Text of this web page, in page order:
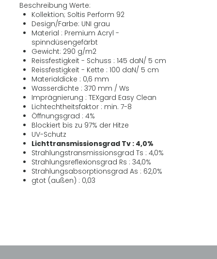
Beschreibung Werte:
Kollektion; Soltis Perform 92
Design/Farbe: UNI grau
Material : Premium Acryl -
spinndüsengefärbt
Gewicht: 290 g/m2
Reissfestigkeit - Schuss : 145 daN/ 5 cm
Reissfestigkeit - Kette : 100 daN/ 5 cm
Materialdicke : 0,6 mm
Wasserdichte : 370 mm / Ws
Imprägnierung : TEXgard Easy Clean
Lichtechtheitsfaktor : min. 7-8
Öffnungsgrad : 4%
Blockiert bis zu 97% der Hitze
UV-Schutz
Lichttransmissionsgrad Tv : 4,0%
Strahlungstransmissionsgrad Ts : 4,0%
Strahlungsreflexionsgrad Rs : 34,0%
Strahlungsabsorptionsgrad As : 62,0%
gtot (außen) : 0,03